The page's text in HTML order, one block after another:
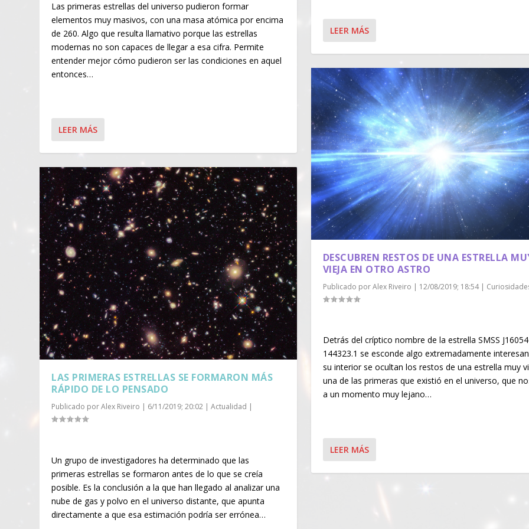
Las primeras estrellas del universo pudieron formar
elementos muy masivos, con una masa atómica por encima
de 260. Algo que resulta llamativo porque las estrellas
modernas no son capaces de llegar a esa cifra. Permite
entender mejor cómo pudieron ser las condiciones en aquel
entonces…
LEER MÁS
LAS PRIMERAS ESTRELLAS SE FORMARON MÁS
RÁPIDO DE LO PENSADO
Publicado porAlex Riveiro | 6/11/2019; 20:02 |Actualidad |
Un grupo de investigadores ha determinado que las
primeras estrellas se formaron antes de lo que se creía
posible. Es la conclusión a la que han llegado al analizar una
nube de gas y polvo en el universo distante, que apunta
directamente a que esa estimación podría ser errónea…
LEER MÁS
DESCUBREN RESTOS DE UNA ESTRELLA
VIEJA EN OTRO ASTRO
Publicado porAlex Riveiro | 12/08/2019; 18:54|
Detrás del críptico nombre de la estrella SMSS
144323.1 se esconde algo extremadamente
su interior se ocultan los restos de una estrella muy
una de las primeras que existió en el universo, que
a un momento muy lejano…
LEER MÁS